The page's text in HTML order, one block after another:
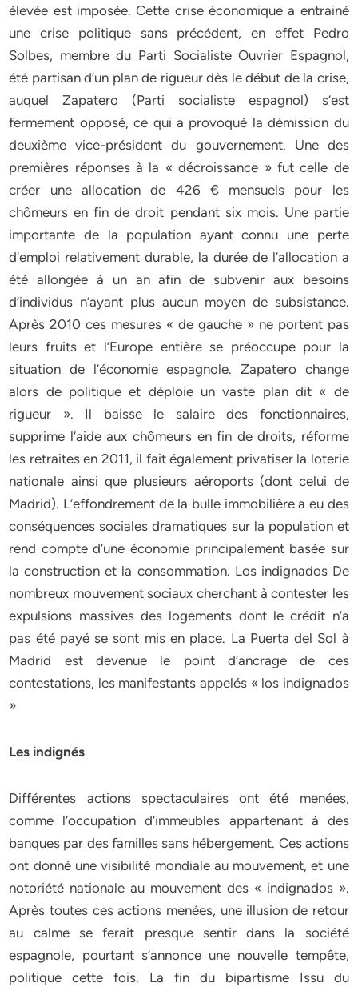
élevée est imposée. Cette crise économique a entrainé
une crise politique sans précédent, en effet Pedro
Solbes, membre du Parti Socialiste Ouvrier Espagnol,
été partisan d’un plan de rigueur dès le début de la crise,
auquel Zapatero (Parti socialiste espagnol) s’est
fermement opposé, ce qui a provoqué la démission du
deuxième vice-président du gouvernement. Une des
premières réponses à la « décroissance » fut celle de
créer une allocation de 426 € mensuels pour les
chômeurs en fin de droit pendant six mois. Une partie
importante de la population ayant connu une perte
d’emploi relativement durable, la durée de l’allocation a
été allongée à un an afin de subvenir aux besoins
d’individus n’ayant plus aucun moyen de subsistance.
Après 2010 ces mesures « de gauche » ne portent pas
leurs fruits et l’Europe entière se préoccupe pour la
situation de l’économie espagnole. Zapatero change
alors de politique et déploie un vaste plan dit « de
rigueur ». Il baisse le salaire des fonctionnaires,
supprime l’aide aux chômeurs en fin de droits, réforme
les retraites en 2011, il fait également privatiser la loterie
nationale ainsi que plusieurs aéroports (dont celui de
Madrid). L’effondrement de la bulle immobilière a eu des
conséquences sociales dramatiques sur la population et
rend compte d’une économie principalement basée sur
la construction et la consommation. Los indignados De
nombreux mouvement sociaux cherchant à contester les
expulsions massives des logements dont le crédit n’a
pas été payé se sont mis en place. La Puerta del Sol à
Madrid est devenue le point d’ancrage de ces
contestations, les manifestants appelés « los indignados
»
Les indignés
Différentes actions spectaculaires ont été menées,
comme l’occupation d’immeubles appartenant à des
banques par des familles sans hébergement. Ces actions
ont donné une visibilité mondiale au mouvement, et une
notoriété nationale au mouvement des « indignados ».
Après toutes ces actions menées, une illusion de retour
au calme se ferait presque sentir dans la société
espagnole, pourtant s’annonce une nouvelle tempête,
politique cette fois. La fin du bipartisme Issu du